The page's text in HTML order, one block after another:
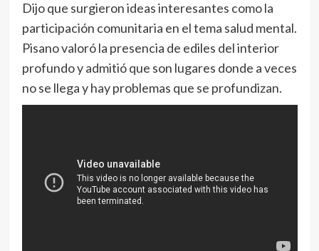
Dijo que surgieron ideas interesantes como la
participación comunitaria en el tema salud mental.
Pisano valoró la presencia de ediles del interior
profundo y admitió que son lugares donde a veces
no se llega y hay problemas que se profundizan.